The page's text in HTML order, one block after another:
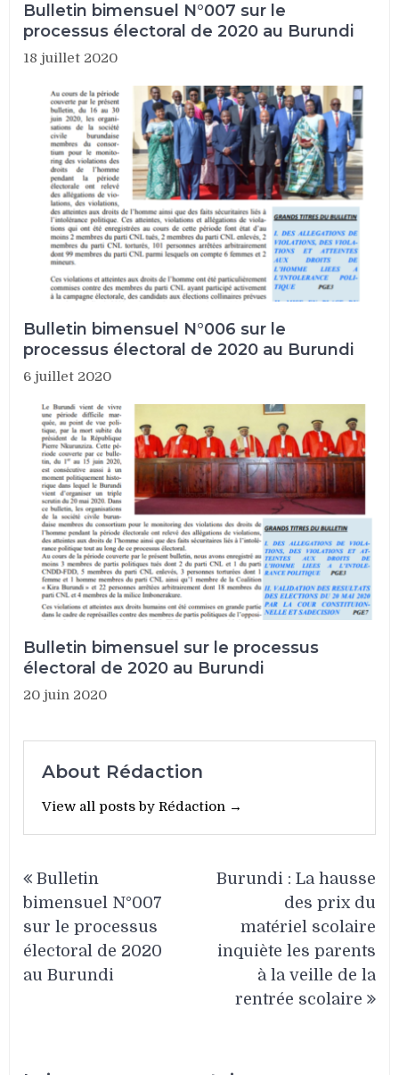
Bulletin bimensuel N°007 sur le
processus électoral de 2020 au Burundi
18 juillet 2020
Bulletin bimensuel N°006 sur le
processus électoral de 2020 au Burundi
6 juillet 2020
Bulletin bimensuel sur le processus
électoral de 2020 au Burundi
20 juin 2020
About Rédaction
View all posts by Rédaction →
de
l’article
Bulletin
bimensuel N°007
sur le processus
électoral de 2020
au Burundi
Burundi : La hausse
des prix du
matériel scolaire
inquiète les parents
à la veille de la
rentrée scolaire